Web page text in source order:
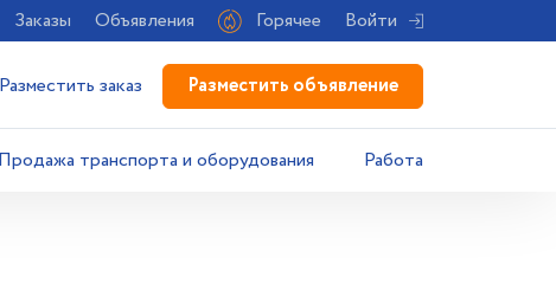
Заказы Объявления Горячее Войти
Разместить заказ Разместить объявление
Продажа транспорта и оборудования Работа